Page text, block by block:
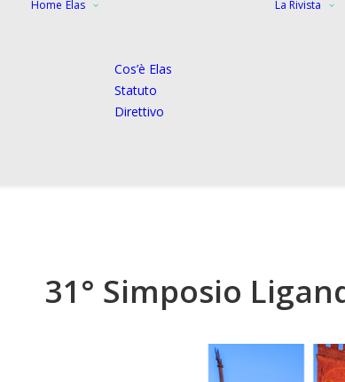
Home Elas
Cos’è Elas
Statuto
Direttivo
La Rivista
31° Simposio